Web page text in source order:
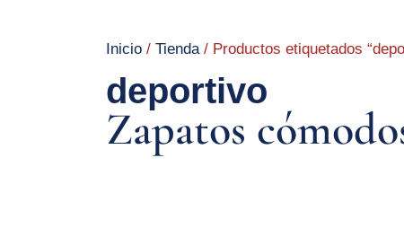
Inicio/ Tienda/ Productos etiquetados
deportivo
Zapatos